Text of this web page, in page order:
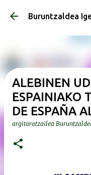
Saltatu
Buruntzaldea
ALEBINEN
ESPAINIAKO
DE ESPAÑA
argitaratzailea